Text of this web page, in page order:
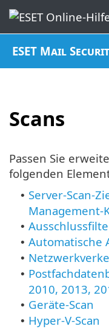
ESET Mail
Scans
Passen Sie
folgenden
• Server-Scan-
Management-
•
• Automatische
•
•
2010, 2013,
• Geräte-Scan
• Hyper-V-Scan